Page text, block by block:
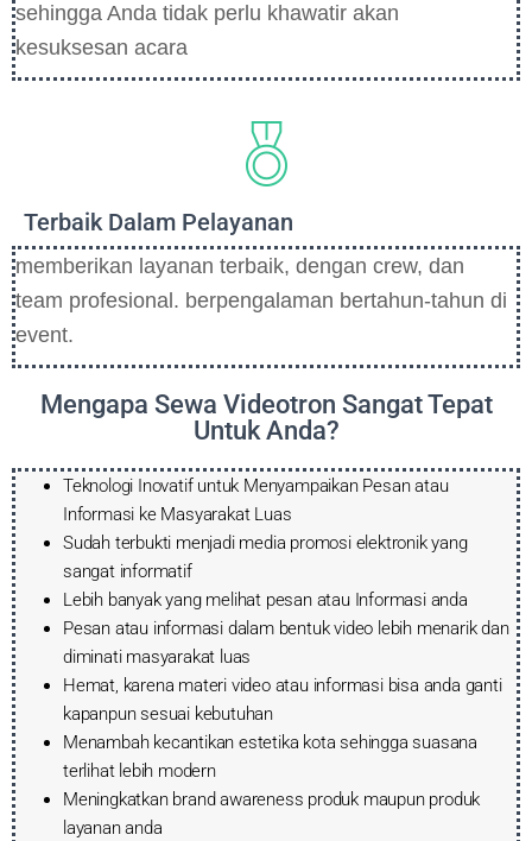
sehingga Anda tidak perlu khawatir akan
kesuksesan acara
Terbaik Dalam Pelayanan
memberikan layanan terbaik, dengan crew, dan
team profesional. berpengalaman bertahun-tahun di
event.
Mengapa Sewa Videotron Sangat Tepat
Untuk Anda?
Teknologi Inovatif untuk Menyampaikan Pesan atau
Informasi ke Masyarakat Luas
Sudah terbukti menjadi media promosi elektronik yang
sangat informatif
Lebih banyak yang melihat pesan atau Informasi anda
Pesan atau informasi dalam bentuk video lebih menarik dan
diminati masyarakat luas
Hemat, karena materi video atau informasi bisa anda ganti
kapanpun sesuai kebutuhan
Menambah kecantikan estetika kota sehingga suasana
terlihat lebih modern
Meningkatkan brand awareness produk maupun produk
layanan anda